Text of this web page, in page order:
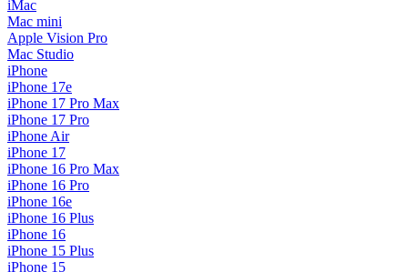
iMac
Mac mini
Apple Vision Pro
Mac Studio
iPhone
iPhone 17e
iPhone 17 Pro Max
iPhone 17 Pro
iPhone Air
iPhone 17
iPhone 16 Pro Max
iPhone 16 Pro
iPhone 16e
iPhone 16 Plus
iPhone 16
iPhone 15 Plus
iPhone 15